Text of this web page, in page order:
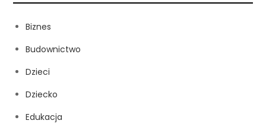
Biznes
Budownictwo
Dzieci
Dziecko
Edukacja